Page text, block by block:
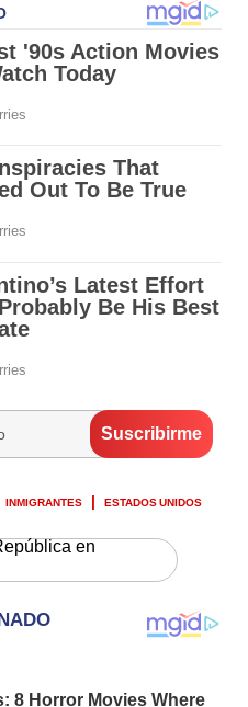
INMIGRANTES ESTADOS UNIDOS
en